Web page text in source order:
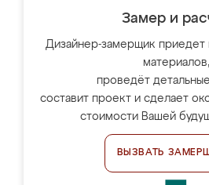
Замер и
Дизайнер-замерщик приедет
материалов,
проведёт
составит проект и сделает
стоимости Вашей
ВЫЗВАТЬ